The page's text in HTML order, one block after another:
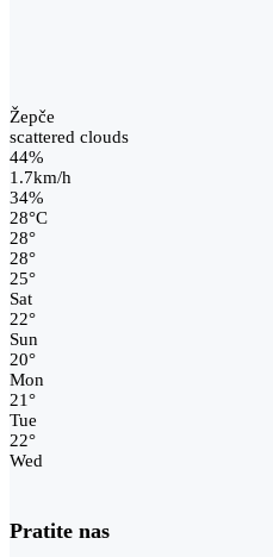
Žepče
scattered clouds
44%
1.7km/h
34%
28°C
28°
28°
25°
Sat
22°
Sun
20°
Mon
21°
Tue
22°
Wed
Pratite nas